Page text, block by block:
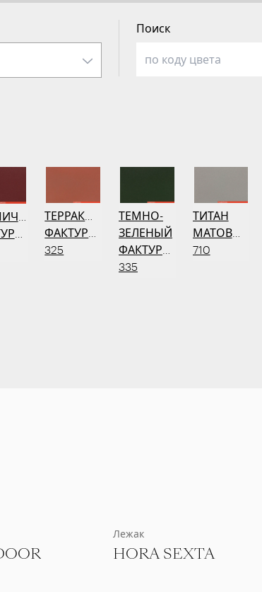
Поиск
ТЕРРАКОТОВЫЙ
ФАКТУРНЫЙ
325
ТЕМНО-
ЗЕЛЕНЫЙ
ФАКТУРНЫЙ
335
ТИТАН
МАТОВЫЙ
710
Лежак
HORA SEXTA